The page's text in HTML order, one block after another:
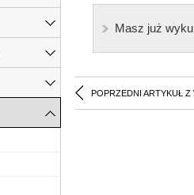
Masz już
POPRZEDNI ARTYKUŁ Z